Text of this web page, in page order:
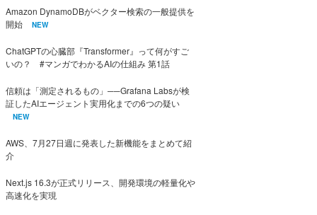
Amazon DynamoDBがベクター検索の一般提供を
開始
NEW
ChatGPTの心臓部『Transformer』って何がすご
いの？ #マンガでわかるAIの仕組み 第1話
信頼は「測定されるもの」──Grafana Labsが検
証したAIエージェント実用化までの6つの疑い
NEW
AWS、7月27日週に発表した新機能をまとめて紹
介
Next.js 16.3が正式リリース、開発環境の軽量化や
高速化を実現